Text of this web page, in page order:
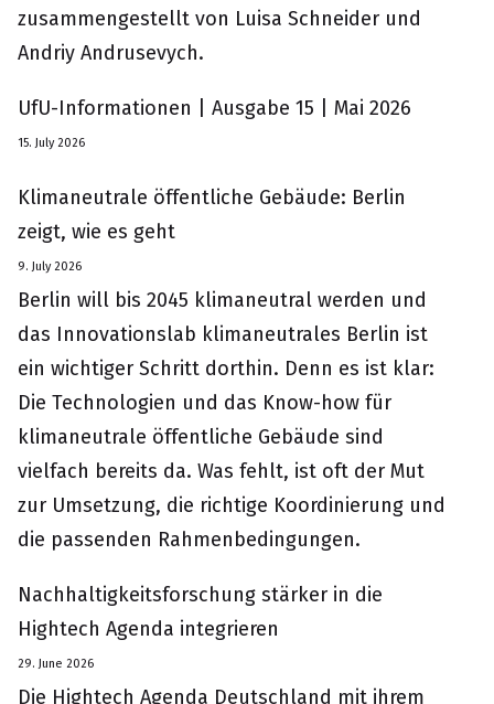
zusammengestellt von Luisa Schneider und
Andriy Andrusevych.
UfU-Informationen | Ausgabe 15 | Mai 2026
15. July 2026
Klimaneutrale öffentliche Gebäude: Berlin
zeigt, wie es geht
9. July 2026
Berlin will bis 2045 klimaneutral werden und
das Innovationslab klimaneutrales Berlin ist
ein wichtiger Schritt dorthin. Denn es ist klar:
Die Technologien und das Know-how für
klimaneutrale öffentliche Gebäude sind
vielfach bereits da. Was fehlt, ist oft der Mut
zur Umsetzung, die richtige Koordinierung und
die passenden Rahmenbedingungen.
Nachhaltigkeitsforschung stärker in die
Hightech Agenda integrieren
29. June 2026
Die Hightech Agenda Deutschland mit ihrem